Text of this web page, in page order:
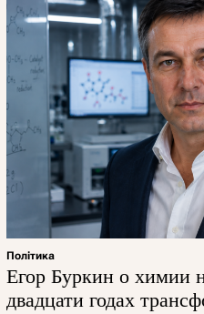
Політика
Егор Буркин о химии
двадцати годах